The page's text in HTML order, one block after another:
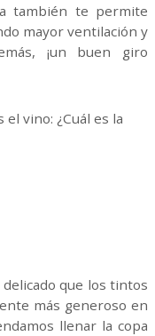
también te permite
mayor ventilación y
¡un buen giro
que los tintos
más generoso en
llenar la copa